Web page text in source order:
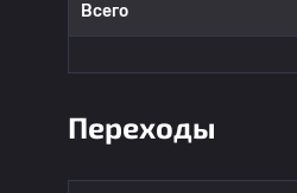
Всего
Переходы